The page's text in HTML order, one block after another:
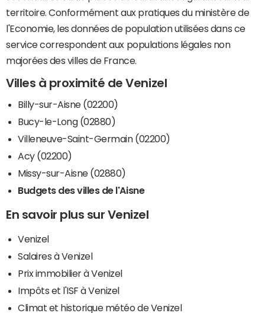
territoire. Conformément aux pratiques du ministère de
l'Economie, les données de population utilisées dans ce
service correspondent aux populations légales non
majorées des villes de France.
Villes à proximité de Venizel
Billy-sur-Aisne (02200)
Bucy-le-Long (02880)
Villeneuve-Saint-Germain (02200)
Acy (02200)
Missy-sur-Aisne (02880)
Budgets des villes de l'Aisne
En savoir plus sur Venizel
Venizel
Salaires à Venizel
Prix immobilier à Venizel
Impôts et l'ISF à Venizel
Climat et historique météo de Venizel